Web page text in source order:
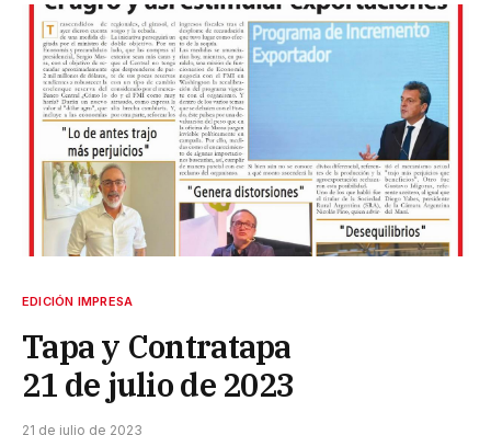
EDICIÓN IMPRESA
Tapa y Contratapa
21 de julio de 2023
21 de julio de 2023